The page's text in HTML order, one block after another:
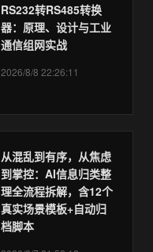
RS232转RS485转换
器：原理、设计与工业
通信组网实战
2026/8/8 22:26:11
从混乱到有序，从焦虑
到掌控：AI信息归类整
理全流程拆解，含12个
真实场景模板+自动归
档脚本